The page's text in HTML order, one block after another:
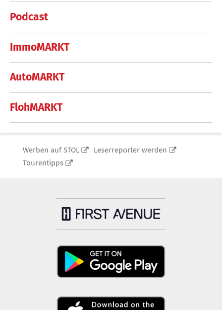
Podcast
ImmoMARKT
AutoMARKT
FlohMARKT
Werben auf STOL
Leserreporter werden
Tourentipps